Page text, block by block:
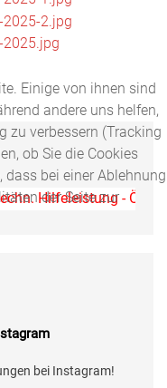
Hilfeleistung - Ölspur<
bei Instagram!
Einige von ihnen sind
andere uns helfen,
zu verbessern (Tracking
ob Sie die Cookies
bei einer Ablehnung
der Seite zur